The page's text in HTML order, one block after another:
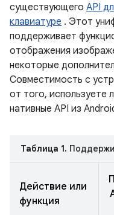
существующего API
клавиатуре . Этот
поддерживает
отображения
некоторые
Совместимость с
от того, используете
нативные API из
Таблица 1.
Действие или
функция